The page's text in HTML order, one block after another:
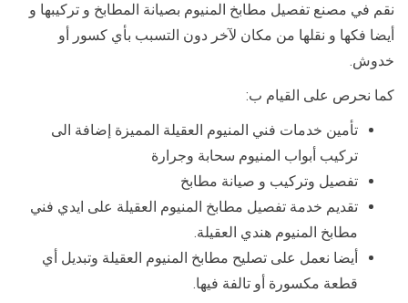
نقم في مصنع تفصيل مطابخ المنيوم بصيانة المطابخ و تركيبها و
أيضا فكها و نقلها من مكان لآخر دون التسبب بأي كسور أو
خدوش.
كما نحرص على القيام ب:
تأمين خدمات فني المنيوم العقيلة المميزة إضافة الى
تركيب أبواب المنيوم سحابة وجرارة
تفصيل وتركيب و صيانة مطابخ
تقديم خدمة تفصيل مطابخ المنيوم العقيلة على ايدي فني
مطابخ المنيوم هندي العقيلة.
أيضا نعمل على تصليح مطابخ المنيوم العقيلة وتبديل أي
قطعة مكسورة أو تالفة فيها.